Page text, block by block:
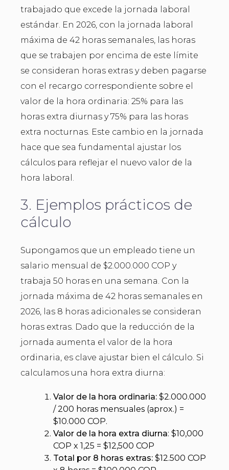
trabajado que excede la jornada laboral
estándar. En 2026, con la jornada laboral
máxima de 42 horas semanales, las horas
que se trabajen por encima de este límite
se consideran horas extras y deben pagarse
con el recargo correspondiente sobre el
valor de la hora ordinaria: 25% para las
horas extra diurnas y 75% para las horas
extra nocturnas. Este cambio en la jornada
hace que sea fundamental ajustar los
cálculos para reflejar el nuevo valor de la
hora laboral.
3. Ejemplos prácticos de
cálculo
Supongamos que un empleado tiene un
salario mensual de $2.000.000 COP y
trabaja 50 horas en una semana. Con la
jornada máxima de 42 horas semanales en
2026, las 8 horas adicionales se consideran
horas extras. Dado que la reducción de la
jornada aumenta el valor de la hora
ordinaria, es clave ajustar bien el cálculo. Si
calculamos una hora extra diurna:
Valor de la hora ordinaria: $2.000.000
/ 200 horas mensuales (aprox.) =
$10.000 COP.
Valor de la hora extra diurna: $10,000
COP x 1,25 = $12,500 COP
Total por 8 horas extras: $12.500 COP